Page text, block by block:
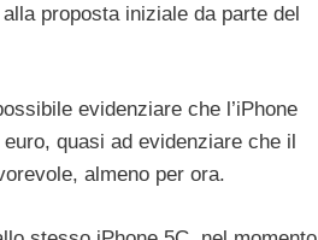
proposta iniziale da parte del
evidenziare che l’iPhone
quasi ad evidenziare che il
almeno per ora.